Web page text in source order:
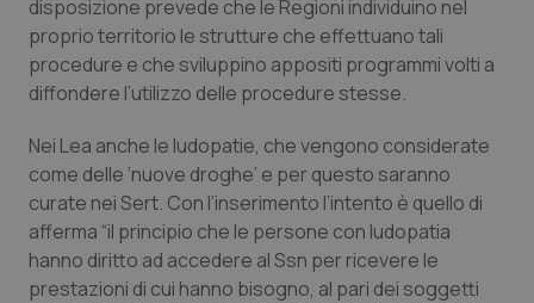
Lazio
Liguria
Lombardia
Marche
Molise
Diabete & glucometri
Disturbi dell’umore
Dolore
Donna & Salute
Epatiti
disposizione prevede che le Regioni individuino nel
proprio territorio le strutture che effettuano tali
procedure e che sviluppino appositi programmi volti a
diffondere l’utilizzo delle procedure stesse.
Nei Lea anche le ludopatie, che vengono considerate
come delle ‘nuove droghe’ e per questo saranno
curate nei Sert. Con l’inserimento l’intento è quello di
afferma “il principio che le persone con ludopatia
hanno diritto ad accedere al Ssn per ricevere le
prestazioni di cui hanno bisogno, al pari dei soggetti